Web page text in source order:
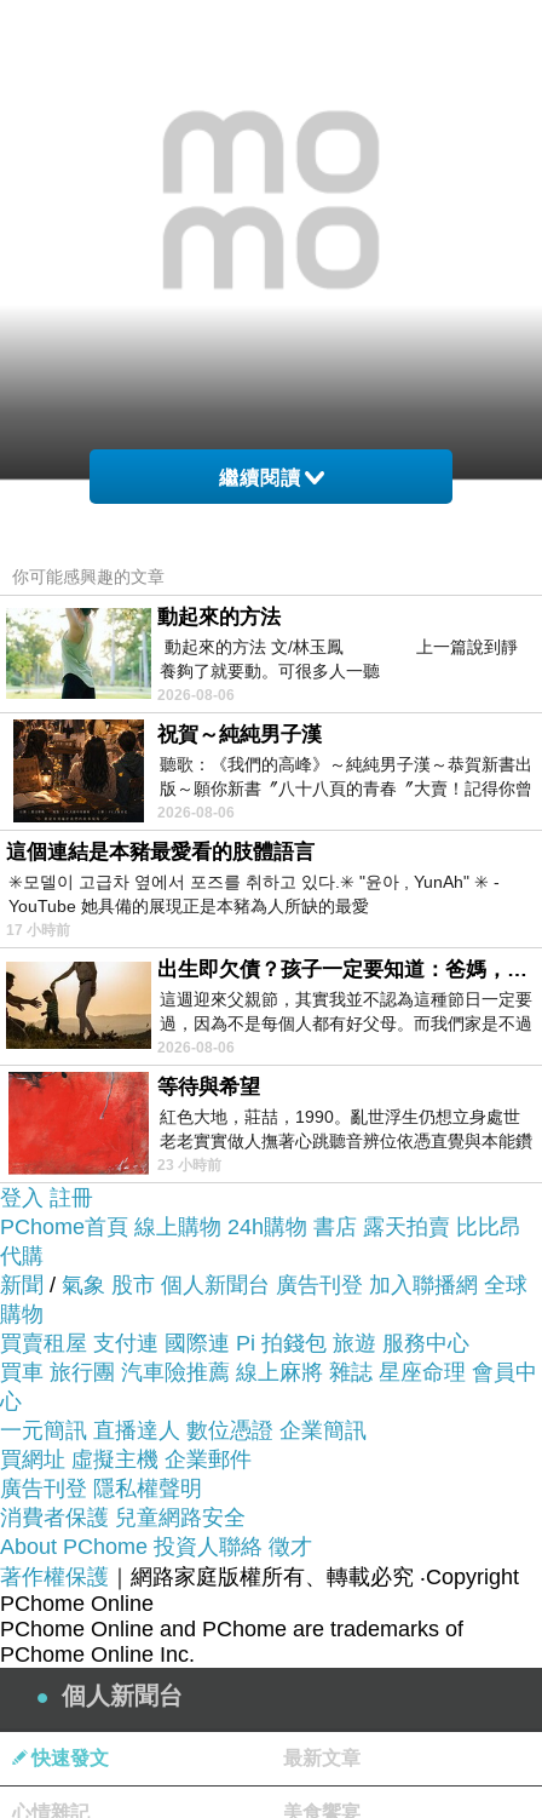
路上買應該會比較便宜，
而且24小時都能買，上網慢慢挑選，慢慢比價，不
用等店家開門也不用看店員臉色，
然選擇在網路上購買~~
於是我也參考了其他網友【MIZUNO】WAVE
UNITUS DC 2 女慢跑鞋- 路跑 美津濃(水藍銀)的推
薦開箱文及心得分享!
找了很多【MIZUNO】WAVE UNITUS DC 2 女慢跑
鞋- 路跑 美津濃(水藍銀)評論跟比價的結果，還有哪
裡買最便宜划算，發現它真的很不錯!!
而且在網路上購買， 品質有保障又有七天鑑
賞期，不滿意可以退貨也不用擔心買
貴!
服務這麼優，當然在網路購物最好啦~~
看【MIZUNO】WAVE UNITUS DC 2 女慢跑鞋- 路
跑 美津濃(水藍銀)~~
品號：3829426
*耐磨橡膠大底
*透氣網布鞋面
*型號:J1GD162101
繼續閱讀
你可能感興趣的文章
動起來的方法
動起來的方法 文/林玉鳳 上一篇說到靜
養夠了就要動。可很多人一聽
2026-08-06
祝賀～純純男子漢
聽歌：《我們的高峰》～純純男子漢～恭賀新書出
版～願你新書〞八十八頁的青春〞大賣！記得你曾
經在我的版留言…「好讚的圖^^感覺大家
2026-08-06
這個連結是本豬最愛看的肢體語言
✳️모델이 고급차 옆에서 포즈를 취하고 있다.✳️ "윤아 , YunAh" ✳️ -
YouTube 她具備的展現正是本豬為人所缺的最愛
17 小時前
出生即欠債？孩子一定要知道：爸媽，其實我不欠你們
這週迎來父親節，其實我並不認為這種節日一定要
過，因為不是每個人都有好父母。而我們家是不過
節的，平時也沒什麼儀式感，生活趨近冷
2026-08-06
等待與希望
紅色大地，莊喆，1990。亂世浮生仍想立身處世
老老實實做人撫著心跳聽音辨位依憑直覺與本能鑽
向裂隙的亮處探索另一個心聲另一個共鳴的
23 小時前
登入 註冊
PChome首頁 線上購物 24h購物 書店 露天拍賣 比比昂
代購
新聞 / 氣象 股市 個人新聞台 廣告刊登 加入聯播網 全球
購物
買賣租屋 支付連 國際連 Pi 拍錢包 旅遊 服務中心
買車 旅行團 汽車險推薦 線上麻將 雜誌 星座命理 會員中
心
一元簡訊 直播達人 數位憑證 企業簡訊
買網址 虛擬主機 企業郵件
廣告刊登 隱私權聲明
消費者保護 兒童網路安全
About PChome 投資人聯絡 徵才
著作權保護 ｜網路家庭版權所有、轉載必究 ‧Copyright
PChome Online
PChome Online and PChome are trademarks of
PChome Online Inc.
個人新聞台
快速發文 最新文章
心情雜記 美食饗宴